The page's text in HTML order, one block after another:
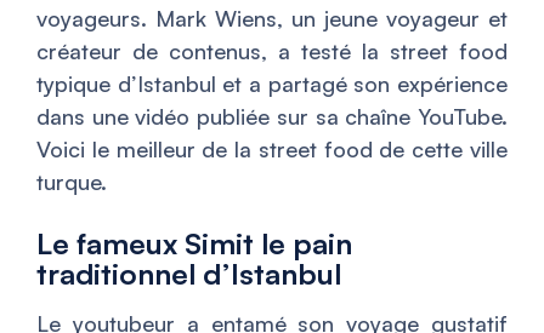
voyageurs. Mark Wiens, un jeune voyageur et
créateur de contenus, a testé la street food
typique d’Istanbul et a partagé son expérience
dans une vidéo publiée sur sa chaîne YouTube.
Voici le meilleur de la street food de cette ville
turque.
Le fameux Simit le pain
traditionnel d’Istanbul
Le youtubeur a entamé son voyage gustatif